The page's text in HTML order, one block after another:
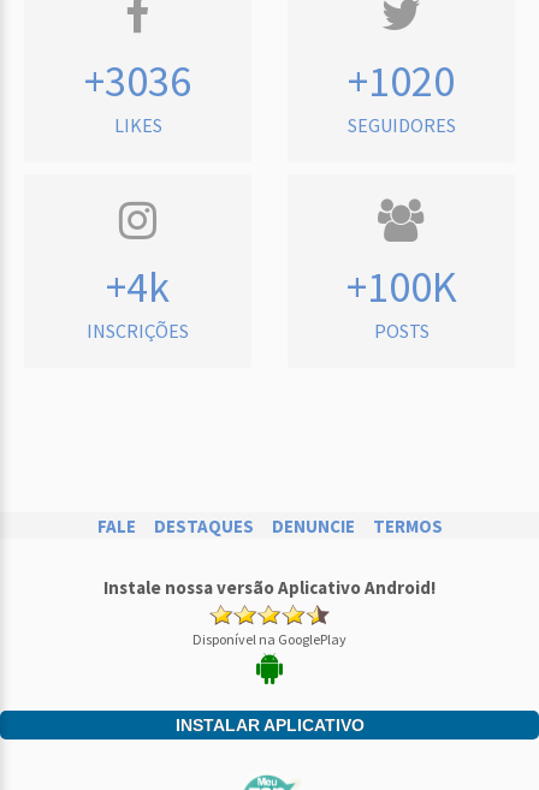
+3036
LIKES
+1020
SEGUIDORES
+4k
INSCRIÇÕES
+100K
POSTS
FALE DESTAQUES DENUNCIE TERMOS
Instale nossa versão Aplicativo Android!
Disponível na GooglePlay
INSTALAR APLICATIVO